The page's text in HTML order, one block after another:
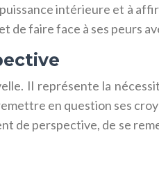
intérieure et à
de faire face à ses peurs
Il représente la
en question ses
de perspective, de se